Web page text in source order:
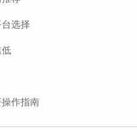
选择
作指南